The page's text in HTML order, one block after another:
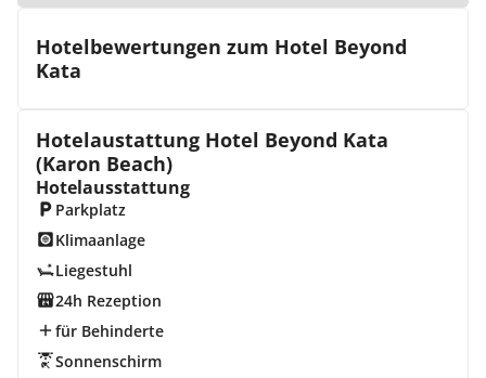
Hotelbewertungen zum Hotel Beyond
Kata
Hotelaustattung Hotel Beyond Kata
(Karon Beach)
Hotelausstattung
Parkplatz
Klimaanlage
Liegestuhl
24h Rezeption
für Behinderte
Sonnenschirm